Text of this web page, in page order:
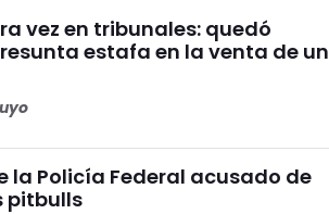
vez en tribunales: quedó
estafa en la venta de un
la Policía Federal acusado de
pitbulls